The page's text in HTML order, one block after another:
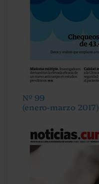
Nº 99
(enero-marzo 2017)